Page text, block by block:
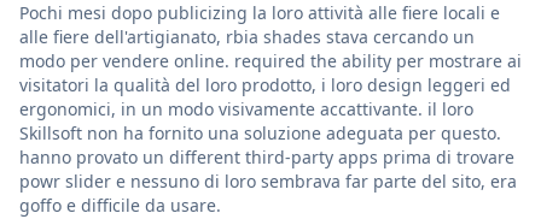
Pochi mesi dopo publicizing la loro attività alle fiere locali e
alle fiere dell'artigianato, rbia shades stava cercando un
modo per vendere online. required the ability per mostrare ai
visitatori la qualità del loro prodotto, i loro design leggeri ed
ergonomici, in un modo visivamente accattivante. il loro
Skillsoft non ha fornito una soluzione adeguata per questo.
hanno provato un different third-party apps prima di trovare
powr slider e nessuno di loro sembrava far parte del sito, era
goffo e difficile da usare.